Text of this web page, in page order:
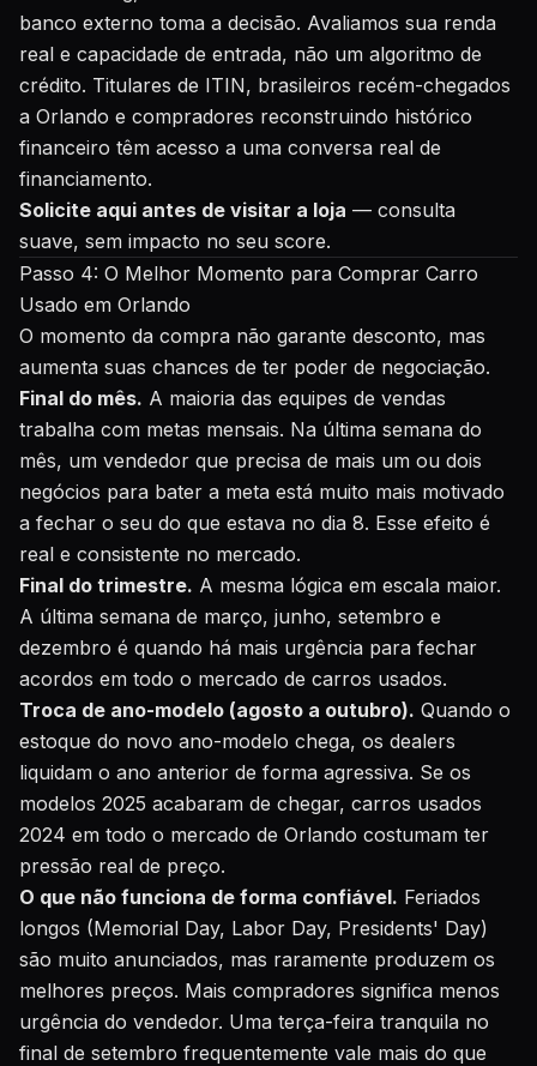
banco externo toma a decisão. Avaliamos sua renda
real e capacidade de entrada, não um algoritmo de
crédito. Titulares de ITIN, brasileiros recém-chegados
a Orlando e compradores reconstruindo histórico
financeiro têm acesso a uma conversa real de
financiamento.
Solicite aqui antes de visitar a loja — consulta
suave, sem impacto no seu score.
Passo 4: O Melhor Momento para Comprar Carro
Usado em Orlando
O momento da compra não garante desconto, mas
aumenta suas chances de ter poder de negociação.
Final do mês. A maioria das equipes de vendas
trabalha com metas mensais. Na última semana do
mês, um vendedor que precisa de mais um ou dois
negócios para bater a meta está muito mais motivado
a fechar o seu do que estava no dia 8. Esse efeito é
real e consistente no mercado.
Final do trimestre. A mesma lógica em escala maior.
A última semana de março, junho, setembro e
dezembro é quando há mais urgência para fechar
acordos em todo o mercado de carros usados.
Troca de ano-modelo (agosto a outubro). Quando o
estoque do novo ano-modelo chega, os dealers
liquidam o ano anterior de forma agressiva. Se os
modelos 2025 acabaram de chegar, carros usados
2024 em todo o mercado de Orlando costumam ter
pressão real de preço.
O que não funciona de forma confiável. Feriados
longos (Memorial Day, Labor Day, Presidents' Day)
são muito anunciados, mas raramente produzem os
melhores preços. Mais compradores significa menos
urgência do vendedor. Uma terça-feira tranquila no
final de setembro frequentemente vale mais do que